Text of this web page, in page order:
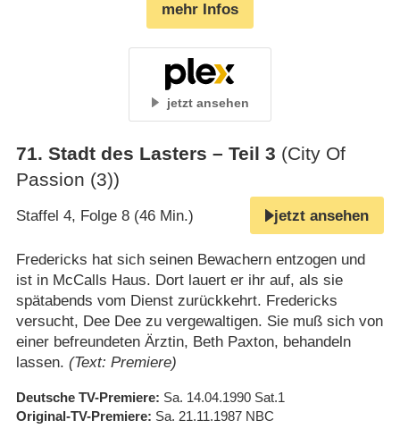
mehr Infos
jetzt ansehen
71. Stadt des Lasters – Teil 3 (City Of
Passion (3))
Staffel 4, Folge 8 (46 Min.) jetzt ansehen
Fredericks hat sich seinen Bewachern entzogen und
ist in McCalls Haus. Dort lauert er ihr auf, als sie
spätabends vom Dienst zurückkehrt. Fredericks
versucht, Dee Dee zu vergewaltigen. Sie muß sich von
einer befreundeten Ärztin, Beth Paxton, behandeln
lassen. (Text: Premiere)
Deutsche TV-Premiere Sa. 14.04.1990 Sat.1
Original-TV-Premiere Sa. 21.11.1987 NBC